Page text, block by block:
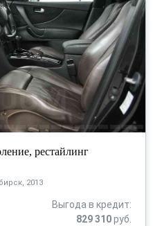
рестайлинг
2013
Выгода в кредит:
829 310руб.